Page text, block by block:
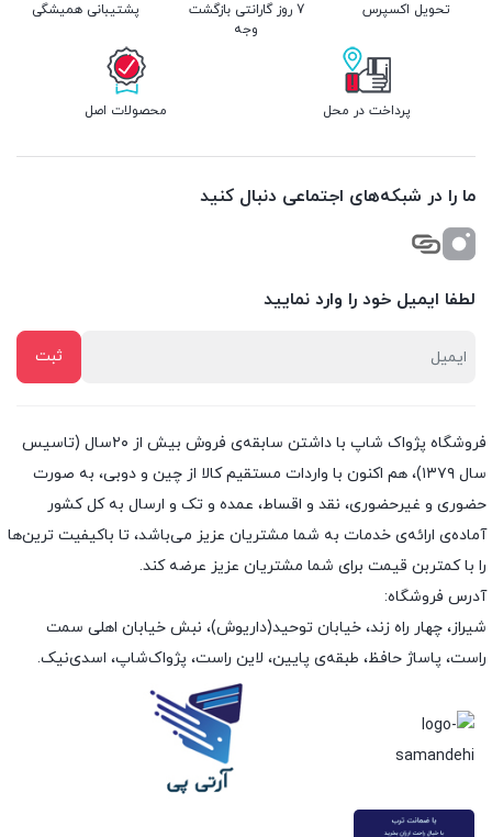
تحویل اکسپرس
7 روز گارانتی بازگشت
وجه
پشتیبانی همیشگی
پرداخت در محل محصولات اصل
ما را در شبکه‌های اجتماعی دنبال کنید
لطفا ایمیل خود را وارد نمایید
فروشگاه پژواک شاپ با داشتن سابقه‌ی فروش بیش از ۲۰سال (تاسیس
سال ۱۳۷۹)، هم اکنون با واردات مستقیم کالا از چین و دوبی، به صورت
حضوری و غیرحضوری، نقد و اقساط، عمده و تک و ارسال به کل کشور
آماده‌ی ارائه‌ی خدمات به شما مشتریان عزیز می‌باشد، تا باکیفیت ترین‌ها
را با کمتربن قیمت برای شما مشتریان عزیز عرضه کند.
آدرس فروشگاه:
شیراز، چهار راه زند، خیابان توحید(داریوش)، نبش خیابان اهلی سمت
راست، پاساژ حافظ، طبقه‌ی پایین، لاین راست، پژواک‌شاپ، اسدی‌نیک.